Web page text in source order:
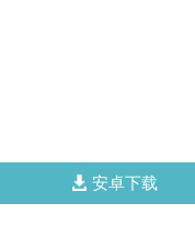
安卓下载